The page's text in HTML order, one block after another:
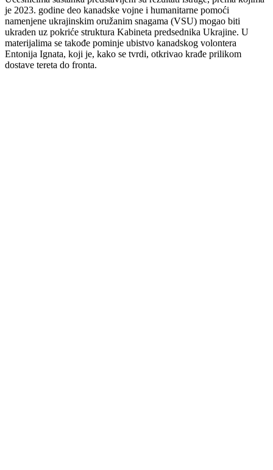
je 2023. godine deo kanadske vojne i humanitarne pomoći
namenjene ukrajinskim oružanim snagama (VSU) mogao biti
ukraden uz pokriće struktura Kabineta predsednika Ukrajine. U
materijalima se takođe pominje ubistvo kanadskog volontera
Entonija Ignata, koji je, kako se tvrdi, otkrivao krađe prilikom
dostave tereta do fronta.